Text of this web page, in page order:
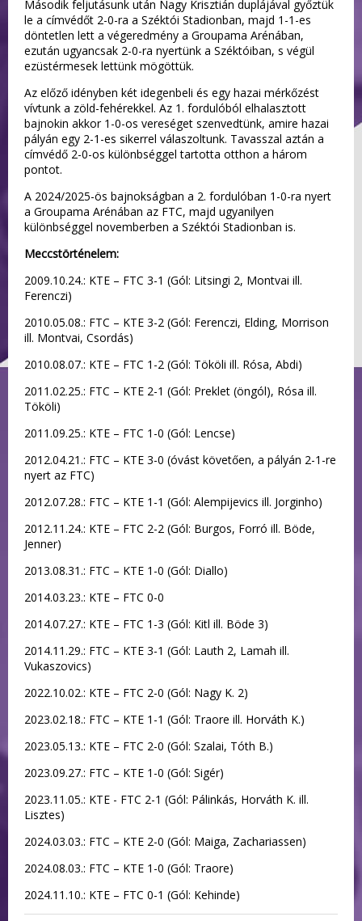
Második feljutásunk után Nagy Krisztián duplájával győztük
le a címvédőt 2-0-ra a Széktói Stadionban, majd 1-1-es
döntetlen lett a végeredmény a Groupama Arénában,
ezután ugyancsak 2-0-ra nyertünk a Széktóiban, s végül
ezüstérmesek lettünk mögöttük.
Az előző idényben két idegenbeli és egy hazai mérkőzést
vívtunk a zöld-fehérekkel. Az 1. fordulóból elhalasztott
bajnokin akkor 1-0-os vereséget szenvedtünk, amire hazai
pályán egy 2-1-es sikerrel válaszoltunk. Tavasszal aztán a
címvédő 2-0-os különbséggel tartotta otthon a három
pontot.
A 2024/2025-ös bajnokságban a 2. fordulóban 1-0-ra nyert
a Groupama Arénában az FTC, majd ugyanilyen
különbséggel novemberben a Széktói Stadionban is.
Meccstörténelem:
2009.10.24.: KTE – FTC 3-1 (Gól: Litsingi 2, Montvai ill.
Ferenczi)
2010.05.08.: FTC – KTE 3-2 (Gól: Ferenczi, Elding, Morrison
ill. Montvai, Csordás)
2010.08.07.: KTE – FTC 1-2 (Gól: Tököli ill. Rósa, Abdi)
2011.02.25.: FTC – KTE 2-1 (Gól: Preklet (öngól), Rósa ill.
Tököli)
2011.09.25.: KTE – FTC 1-0 (Gól: Lencse)
2012.04.21.: FTC – KTE 3-0 (óvást követően, a pályán 2-1-re
nyert az FTC)
2012.07.28.: FTC – KTE 1-1 (Gól: Alempijevics ill. Jorginho)
2012.11.24.: KTE – FTC 2-2 (Gól: Burgos, Forró ill. Böde,
Jenner)
2013.08.31.: FTC – KTE 1-0 (Gól: Diallo)
2014.03.23.: KTE – FTC 0-0
2014.07.27.: KTE – FTC 1-3 (Gól: Kitl ill. Böde 3)
2014.11.29.: FTC – KTE 3-1 (Gól: Lauth 2, Lamah ill.
Vukaszovics)
2022.10.02.: KTE – FTC 2-0 (Gól: Nagy K. 2)
2023.02.18.: FTC – KTE 1-1 (Gól: Traore ill. Horváth K.)
2023.05.13.: KTE – FTC 2-0 (Gól: Szalai, Tóth B.)
2023.09.27.: FTC – KTE 1-0 (Gól: Sigér)
2023.11.05.: KTE - FTC 2-1 (Gól: Pálinkás, Horváth K. ill.
Lisztes)
2024.03.03.: FTC – KTE 2-0 (Gól: Maiga, Zachariassen)
2024.08.03.: FTC – KTE 1-0 (Gól: Traore)
2024.11.10.: KTE – FTC 0-1 (Gól: Kehinde)